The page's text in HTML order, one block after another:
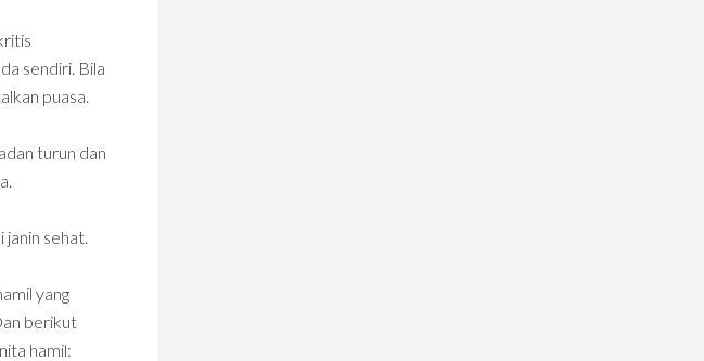
sendiri. Bila
puasa.
turun dan
sehat.
yang
berikut
hamil: